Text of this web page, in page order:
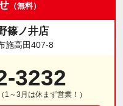
（無料）
篠ノ井店
施高田407-8
3232
～3月は休まず営業！）